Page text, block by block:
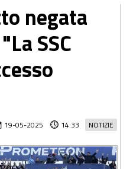
negata
SSC
NOTIZIE
19-05-2025 14:33